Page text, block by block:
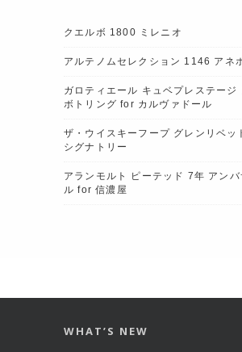
クエルボ 1800 ミレニオ
アルテノムセレクション 1146 アネ
ガロティエール キュベプレステージ
ボトリング for カルヴァドール
ザ・ウイスキーフープ グレンリベ
シグナトリー
アランモルト ピーテッド 7年 アンバ
ル for 信濃屋
WHAT’S NEW